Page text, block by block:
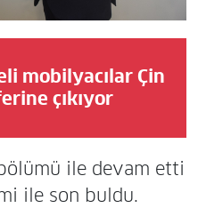
mobilyacılar Çin
çıkıyor
ile devam etti
ile son buldu.